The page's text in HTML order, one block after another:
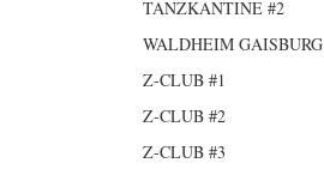
TANZKANTINE #2
WALDHEIM GAISBURG
Z-CLUB #1
Z-CLUB #2
Z-CLUB #3